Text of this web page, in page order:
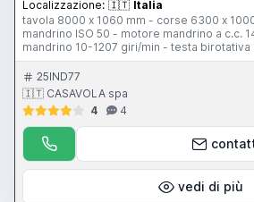
Localizzazione: 🇮🇹 Italia
tavola 8000 x 1060 mm - corse 6300 x
mandrino ISO 50 - motore mandrino a c.c.
mandrino 10-1207 giri/min - testa
posizioni - avanzamento di lavoro 4-2000
rapido 4-6000 mm/min - CNC Heidenhain
25IND77
🇮🇹 CASAVOLA spa
4
4
vedi di più